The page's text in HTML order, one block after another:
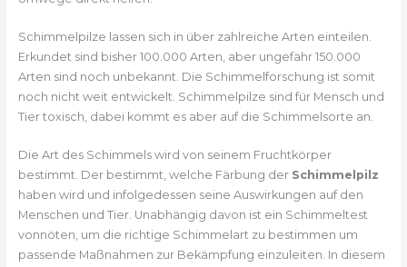
Schimmelpilze lassen sich in über zahlreiche Arten einteilen.
Erkundet sind bisher 100.000 Arten, aber ungefähr 150.000
Arten sind noch unbekannt. Die Schimmelforschung ist somit
noch nicht weit entwickelt. Schimmelpilze sind für Mensch und
Tier toxisch, dabei kommt es aber auf die Schimmelsorte an.
Die Art des Schimmels wird von seinem Fruchtkörper
bestimmt. Der bestimmt, welche Färbung der Schimmelpilz
haben wird und infolgedessen seine Auswirkungen auf den
Menschen und Tier. Unabhängig davon ist ein Schimmeltest
vonnöten, um die richtige Schimmelart zu bestimmen um
passende Maßnahmen zur Bekämpfung einzuleiten. In diesem